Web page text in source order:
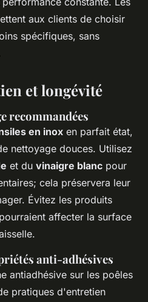
aux clients de choisir
spécifiques, sans
et longévité
recommandées
en inox en parfait état,
nettoyage douces. Utilisez
et du vinaigre blanc pour
cela préservera leur
Évitez les produits
affecter la surface
anti-adhésives
antiadhésive sur les poêles
pratiques d'entretien